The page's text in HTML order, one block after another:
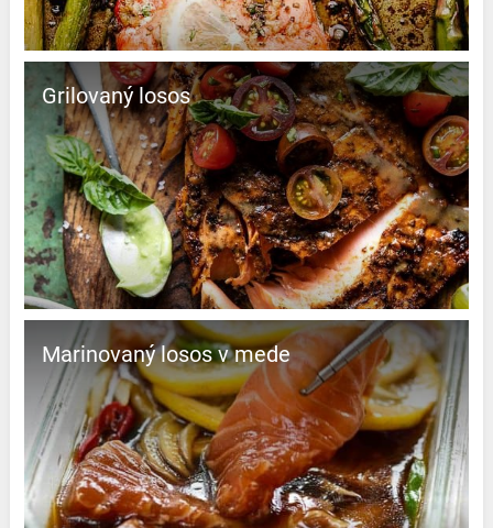
Grilovaný losos
Marinovaný losos v mede